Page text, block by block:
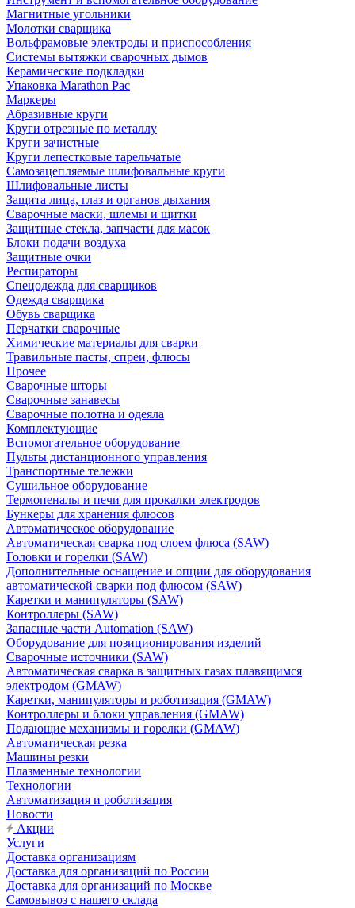
Магнитные угольники
Молотки сварщика
Вольфрамовые электроды и приспособления
Системы вытяжки сварочных дымов
Керамические подкладки
Упаковка Marathon Pac
Маркеры
Абразивные круги
Круги отрезные по металлу
Круги зачистные
Круги лепестковые тарельчатые
Самозацепляемые шлифовальные круги
Шлифовальные листы
Защита лица, глаз и органов дыхания
Сварочные маски, шлемы и щитки
Защитные стекла, запчасти для масок
Блоки подачи воздуха
Защитные очки
Респираторы
Спецодежда для сварщиков
Одежда сварщика
Обувь сварщика
Перчатки сварочные
Химические материалы для сварки
Травильные пасты, спреи, флюсы
Прочее
Сварочные шторы
Сварочные занавесы
Сварочные полотна и одеяла
Комплектующие
Вспомогательное оборудование
Пульты дистанционного управления
Транспортные тележки
Сушильное оборудование
Термопеналы и печи для прокалки электродов
Бункеры для хранения флюсов
Автоматическое оборудование
Автоматическая сварка под слоем флюса (SAW)
Головки и горелки (SAW)
Дополнительные оснащение и опции для оборудования
автоматической сварки под флюсом (SAW)
Каретки и манипуляторы (SAW)
Контроллеры (SAW)
Запасные части Automation (SAW)
Оборудование для позиционирования изделий
Сварочные источники (SAW)
Автоматическая сварка в защитных газах плавящимся
электродом (GMAW)
Каретки, манипуляторы и роботизация (GMAW)
Контроллеры и блоки управления (GMAW)
Подающие механизмы и горелки (GMAW)
Автоматическая резка
Машины резки
Плазменные технологии
Технологии
Автоматизация и роботизация
Новости
Акции
Услуги
Доставка организациям
Доставка для организаций по России
Доставка для организаций по Москве
Самовывоз с нашего склада